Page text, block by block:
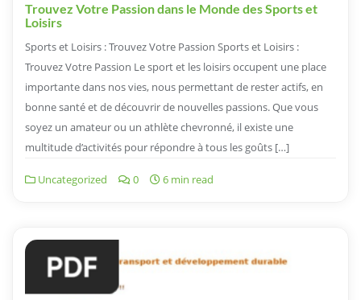
Trouvez Votre Passion dans le Monde des Sports et
Loisirs
Sports et Loisirs : Trouvez Votre Passion Sports et Loisirs :
Trouvez Votre Passion Le sport et les loisirs occupent une place
importante dans nos vies, nous permettant de rester actifs, en
bonne santé et de découvrir de nouvelles passions. Que vous
soyez un amateur ou un athlète chevronné, il existe une
multitude d’activités pour répondre à tous les goûts […]
Uncategorized 0 6 min read